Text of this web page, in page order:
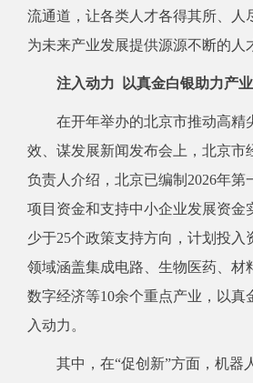
流通道，让各类人才各得其所、人
为未来产业发展提供源源不断的人
注入动力 以真金白银助力产
在开年举办的北京市推动高精
效、谋发展新闻发布会上，北京市
负责人介绍，北京已编制2026年第
项目资金和支持中小企业发展资金
少于25个政策支持方向，计划投入
领域涵盖集成电路、生物医药、材
数字经济等10余个重点产业，以真
入动力。
其中，在“促创新”方面，机器